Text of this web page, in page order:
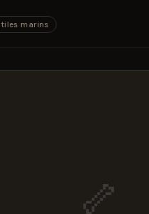
marins
🦴